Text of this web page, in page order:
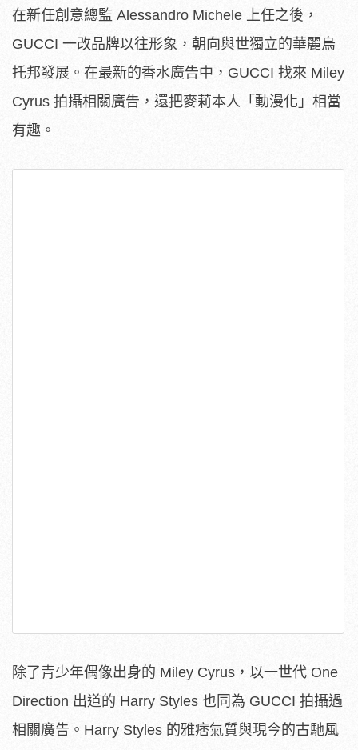
在新任創意總監 Alessandro Michele 上任之後，
GUCCI 一改品牌以往形象，朝向與世獨立的華麗烏
托邦發展。在最新的香水廣告中，GUCCI 找來 Miley
Cyrus 拍攝相關廣告，還把麥莉本人「動漫化」相當
有趣。
除了青少年偶像出身的 Miley Cyrus，以一世代 One
Direction 出道的 Harry Styles 也同為 GUCCI 拍攝過
相關廣告。Harry Styles 的雅痞氣質與現今的古馳風